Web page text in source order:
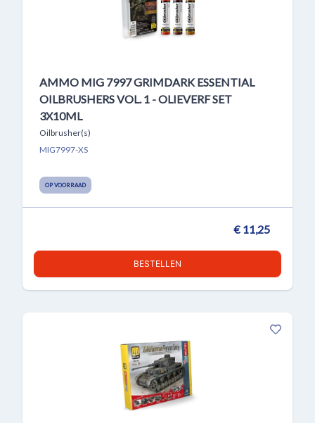
AMMO MIG 7997 GRIMDARK ESSENTIAL
OILBRUSHERS VOL. 1 - OLIEVERF SET
3X10ML
Oilbrusher(s)
MIG7997-XS
OP VOORRAAD
€ 11,25
BESTELLEN